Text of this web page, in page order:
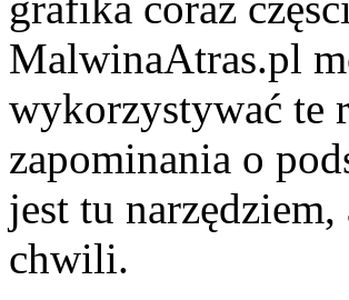
MalwinaAtras.pl
wykorzystywać te
zapominania o
jest tu
chwili.